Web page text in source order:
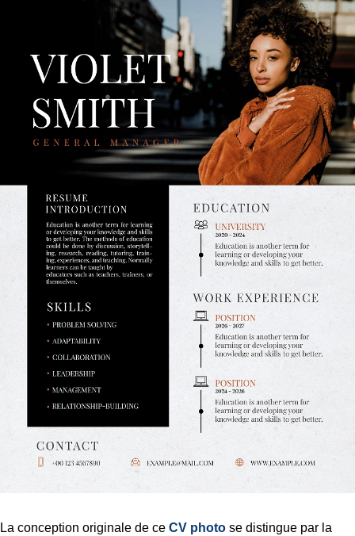
La conception originale de ce CV photo se distingue par la